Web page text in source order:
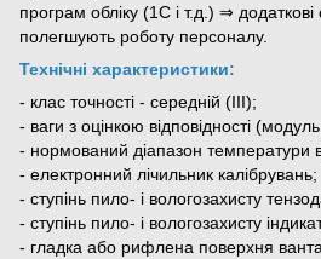
програм обліку (1С і т.д.) ⇒ додаткові
полегшують роботу персоналу.
Технічні характеристики:
- клас точності - середній (III);
- ваги з оцінкою відповідності
- нормований діапазон температури
- електронний лічильник калібрувань;
- ступінь пило- і вологозахисту
- ступінь пило- і вологозахисту
- гладка або рифлена поверхня